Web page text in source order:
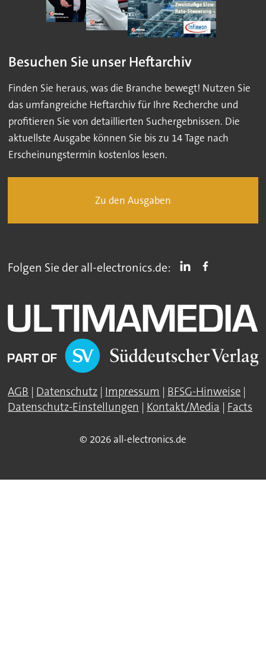
Besuchen Sie unser Heftarchiv
Finden Sie heraus, was die Branche bewegt! Nutzen Sie
das umfangreiche Heftarchiv für Ihre Recherche und
profitieren Sie von detaillierten Suchergebnissen. Die
aktuellste Ausgabe können Sie bis zu 14 Tage nach
Erscheinungstermin kostenlos lesen.
Zu den Ausgaben
Folgen Sie der all-electronics.de:
AGB | Datenschutz | Impressum | BFSG-Hinweise |
Datenschutz-Einstellungen | Kontakt/Media | Facts
© 2026 all-electronics.de